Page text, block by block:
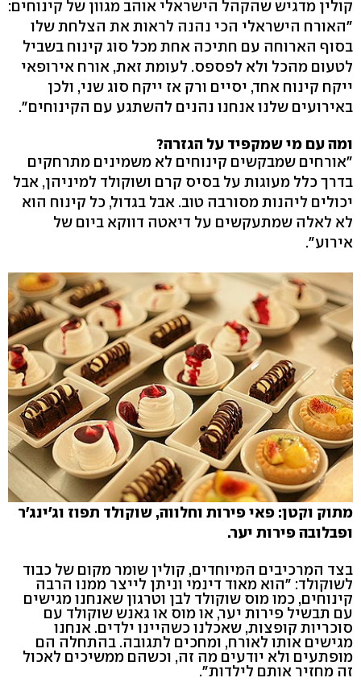
קולין מדגיש שהקהל הישראלי אוהב מגוון של קינוחים:
"האורח הישראלי הכי נהנה לראות את הצלחת שלו
בסוף הארוחה עם חתיכה אחת מכל סוג קינוח בשביל
לטעום מהכל ולא לפספס. לעומת זאת, אורח אירופאי
ייקח קינוח אחד, יסיים ורק אז ייקח סוג שני, ולכן
באירועים שלנו אנחנו נהנים להשתגע עם הקינוחים".
ומה עם מי שמקפיד על הגזרה?
"אורחים שמבקשים קינוחים לא משמינים מתרחקים
בדרך כלל מעוגות על בסיס קרם ושוקולד למיניהן, אבל
יכולים ליהנות מסורבה טוב. אבל בגדול, כל קינוח הוא
לא לאלה שמתעקשים על דיאטה דווקא ביום של
אירוע".
מתוק וקטן: פאי פירות וחלווה, שוקולד תפוז וג'ינג'ר
ופבלובה פירות יער.
בצד המרכיבים המיוחדים, קולין שומר מקום של כבוד
לשוקולד: "הוא מאוד דינמי וניתן לייצר ממנו הרבה
קינוחים, כמו מוס שוקולד לבן וטרגון שאנחנו מגישים
עם תבשיל פירות יער, או מוס או גאנש שוקולד עם
סוכריות קופצות, שאכלנו כשהיינו ילדים. אנחנו
מגישים אותו לאורח, ומחכים לתגובה. בהתחלה הם
מופתעים ולא יודעים מה זה, וכשהם ממשיכים לאכול
זה מחזיר אותם לילדות".